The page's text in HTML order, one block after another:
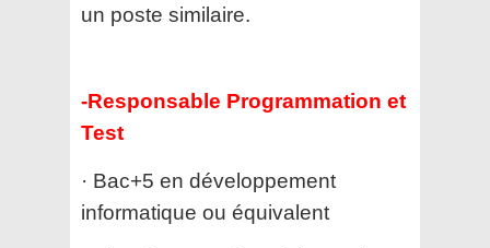
un poste similaire.
-Responsable Programmation et
Test
· Bac+5 en développement
informatique ou équivalent